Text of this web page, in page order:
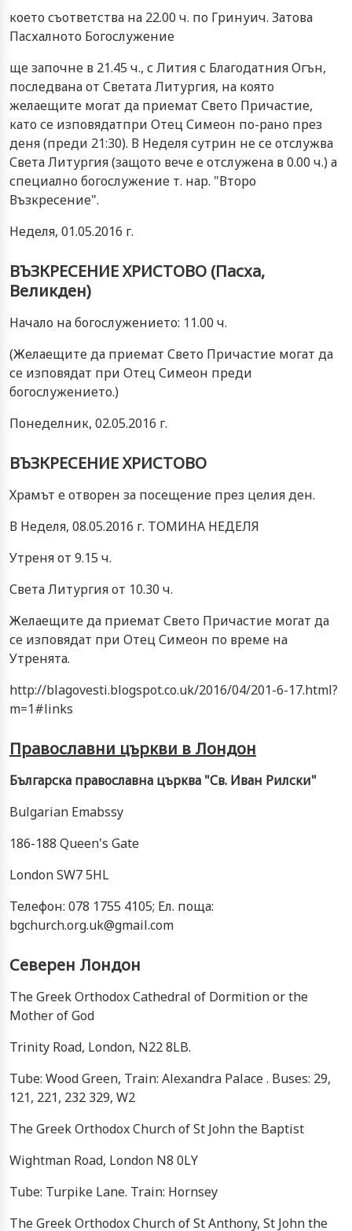
което съответства на 22.00 ч. по Гринуич. Затова
Пасхалното Богослужение
ще започне в 21.45 ч., с Лития с Благодатния Огън,
последвана от Светата Литургия, на която
желаещите могат да приемат Свето Причастие,
като се изповядатпри Отец Симеон по-рано през
деня (преди 21:30). В Неделя сутрин не се отслужва
Света Литургия (защото вече е отслужена в 0.00 ч.) а
специално богослужение т. нар. "Второ
Възкресение".
Неделя, 01.05.2016 г.
ВЪЗКРЕСЕНИЕ ХРИСТОВО (Пасха,
Великден)
Начало на богослужението: 11.00 ч.
(Желаещите да приемат Свето Причастие могат да
се изповядат при Отец Симеон преди
богослужението.)
Понеделник, 02.05.2016 г.
ВЪЗКРЕСЕНИЕ ХРИСТОВО
Храмът е отворен за посещение през целия ден.
В Неделя, 08.05.2016 г. ТОМИНА НЕДЕЛЯ
Утреня от 9.15 ч.
Света Литургия от 10.30 ч.
Желаещите да приемат Свето Причастие могат да
се изповядат при Отец Симеон по време на
Утренята.
http://blagovesti.blogspot.co.uk/2016/04/201-6-17.html?
m=1#links
Православни църкви в Лондон
Българска православна църква "Св. Иван Рилски"
Bulgarian Emabssy
186-188 Queen's Gate
London SW7 5HL
Телефон: 078 1755 4105; Ел. поща:
bgchurch.org.uk@gmail.com
Северен Лондон
The Greek Orthodox Cathedral of Dormition or the
Mother of God
Trinity Road, London, N22 8LB.
Tube: Wood Green, Train: Alexandra Palace . Buses: 29,
121, 221, 232 329, W2
The Greek Orthodox Church of St John the Baptist
Wightman Road, London N8 0LY
Tube: Turpike Lane. Train: Hornsey
The Greek Orthodox Church of St Anthony, St John the